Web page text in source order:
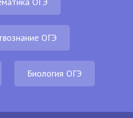
ОГЭ
Биология ОГЭ